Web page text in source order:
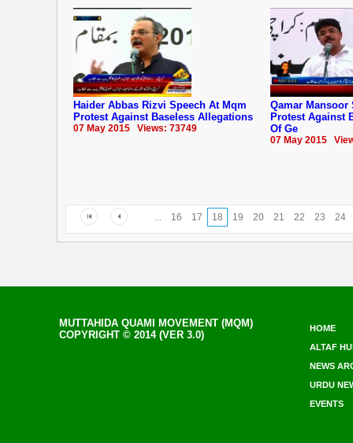
Haider Abbas Rizvi Speech At Mqm
Protest Against Baseless Allegations
07 May 2015 Views: 73749
Qamar Mansoor
Protest Against
Of Ge
07 May 2015
... 16 17 18 19 20 21 22 23 24
MUTTAHIDA QUAMI MOVEMENT (MQM)
COPYRIGHT © 2014 (VER 3.0)
HOME
ALTAF
NEWS
URDU
EVENTS